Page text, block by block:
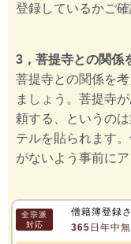
登録しているかご
3，菩提寺との関係
菩提寺との関係を
ましょう。菩提寺
頼する、というの
テルを貼られます
がないよう事前に
全宗派
対応
僧籍簿登録
365日年中無